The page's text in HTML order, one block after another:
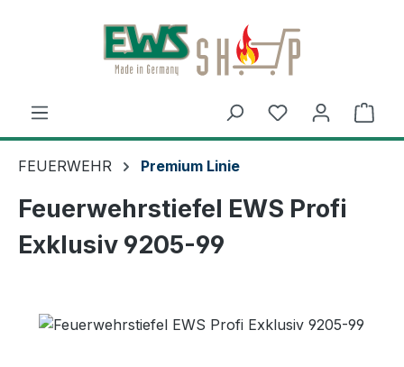
Zum Hauptinhalt springen
FEUERWEHR Premium Linie
Feuerwehrstiefel EWS Profi
Exklusiv 9205-99